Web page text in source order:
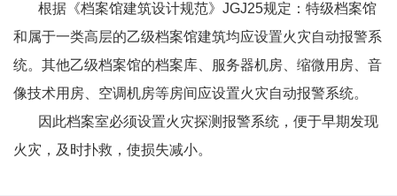
根据《档案馆建筑设计规范》JGJ25规定：特级档案馆
和属于一类高层的乙级档案馆建筑均应设置火灾自动报警系
统。其他乙级档案馆的档案库、服务器机房、缩微用房、音
像技术用房、空调机房等房间应设置火灾自动报警系统。
因此档案室必须设置火灾探测报警系统，便于早期发现
火灾，及时扑救，使损失减小。